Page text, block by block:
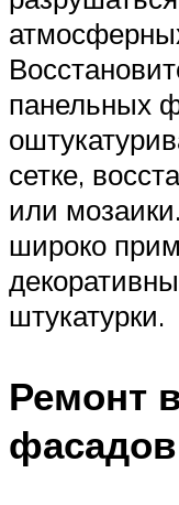
панельных
сетке,
или
широко
штукатурки.
Ремонт
фасадов